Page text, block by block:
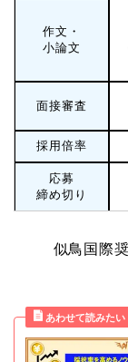
作文・
小論文
面接審査
採用倍率
応募
締め切り
似鳥国際